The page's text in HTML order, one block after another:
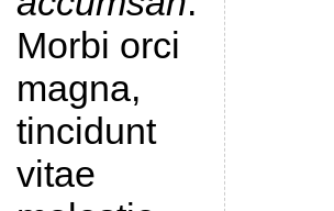
Morbi orci
magna,
tincidunt
vitae